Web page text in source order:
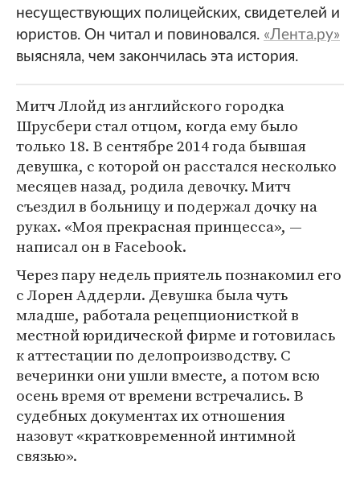
несуществующих полицейских, свидетелей и
юристов. Он читал и повиновался. «Лента.ру»
выясняла, чем закончилась эта история.
Митч Ллойд из английского городка
Шрусбери стал отцом, когда ему было
только 18. В сентябре 2014 года бывшая
девушка, с которой он расстался несколько
месяцев назад, родила девочку. Митч
съездил в больницу и подержал дочку на
руках. «Моя прекрасная принцесса», —
написал он в Facebook.
Через пару недель приятель познакомил его
с Лорен Аддерли. Девушка была чуть
младше, работала рецепционисткой в
местной юридической фирме и готовилась
к аттестации по делопроизводству. С
вечеринки они ушли вместе, а потом всю
осень время от времени встречались. В
судебных документах их отношения
назовут «кратковременной интимной
связью».